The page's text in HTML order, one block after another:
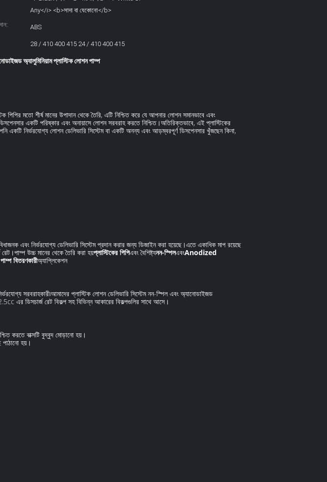
Any</i> <b>সাদা বা যেকোনো</b>
ABS
28 / 410 400 415 24 / 410 400 415
অ্যালুমিনিয়াম প্লাস্টিক লোশন পাম্প
মতো শীর্ষ মানের উপাদান থেকে তৈরি, এটি নিশ্চিত করে যে আপনার লোশন সমানভাবে এবং
একটি পরিষ্কার এবং অনায়াসে লোশন সরবরাহ করতে নিশ্চিত।অতিরিক্তভাবে, এই প্লাস্টিকের
একটি নির্ভরযোগ্য লোশন ডেলিভারি সিস্টেম বা একটি অনন্য এবং আড়ম্বরপূর্ণ ডিসপেনসার খুঁজছেন কিনা,
এবং নির্ভরযোগ্য ডেলিভারি সিস্টেম প্রদান করার জন্য ডিজাইন করা হয়েছে।এতে একাধিক মাপ রয়েছে
উচ্চ মানের থেকে তৈরি করা হয়প্লাস্টিকের পিপিএবং বৈশিষ্ট্যনন-স্পিলএবংAnodized
বিতরণকারীঅ্যাপ্লিকেশন
সরবরাহকারী৷আমাদের প্লাস্টিক লোশন ডেলিভারি সিস্টেম নন-স্পিল এবং অ্যানোডাইজড
ডিসচার্জ রেট বিকল্প সহ বিভিন্ন আকারের বিকল্পগুলির সাথে আসে।
করতে বাক্সটি বুদ্বুদ মোড়ানো হয়।
পাঠানো হয়।